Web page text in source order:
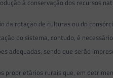
à conservação dos recursos
da rotação de culturas ou do
do sistema, contudo, é
adequadas, sendo que serão
proprietários rurais que, em